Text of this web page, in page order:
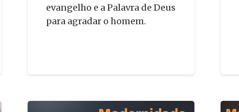
evangelho e a Palavra de Deus
para agradar o homem.